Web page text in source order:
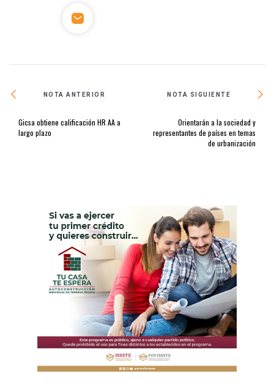
NOTA ANTERIOR
Gicsa obtiene calificación HR AA a
largo plazo
NOTA SIGUIENTE
Orientarán a la sociedad y
representantes de países en temas
de urbanización